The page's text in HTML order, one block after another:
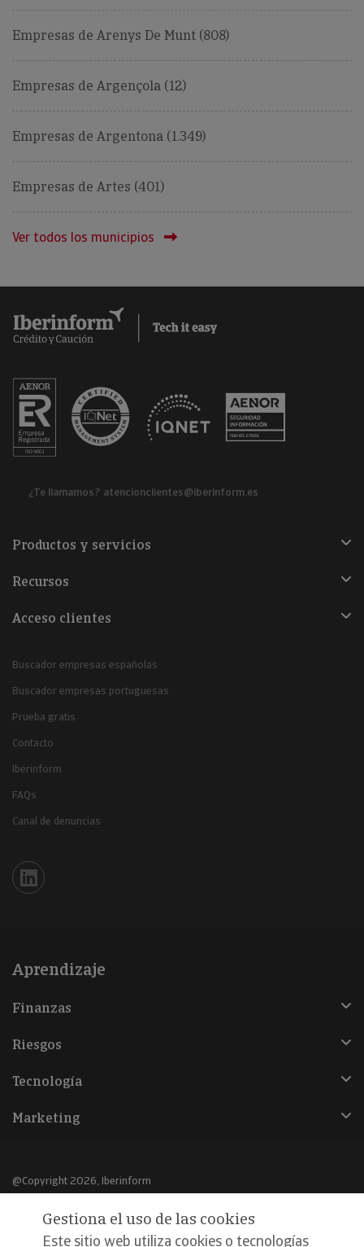
Empresas de Arenys De Munt (808)
Empresas de Argençola (12)
Empresas de Argentona (1.349)
Empresas de Artes (401)
Ver todos los municipios
¿Te llamamos? atencionclientes@iberinform.es
Productos y servicios
Recursos
Acceso clientes
Buscador empresas españolas
Buscador empresas portuguesas
Prueba gratis
Contacto
Iberinform
FAQs
Canal de denuncias
Iberinform en Linkedin
Aprendizaje
Finanzas
Riesgos
Tecnología
Marketing
@Copyright 2026, Iberinform
Aviso legalGestiona el uso de las cookies
Este sitio web utiliza cookies o tecnologías